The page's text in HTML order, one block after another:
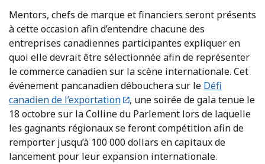
Mentors, chefs de marque et financiers seront présents
à cette occasion afin d’entendre chacune des
entreprises canadiennes participantes expliquer en
quoi elle devrait être sélectionnée afin de représenter
le commerce canadien sur la scène internationale. Cet
événement pancanadien débouchera sur le Défi
canadien de l’exportation
, une soirée de gala tenue le
18 octobre sur la Colline du Parlement lors de laquelle
les gagnants régionaux se feront compétition afin de
remporter jusqu’à 100 000 dollars en capitaux de
lancement pour leur expansion internationale.